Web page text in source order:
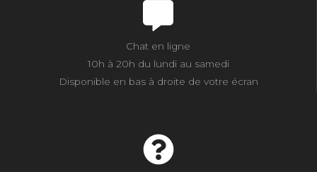
Chat en ligne
10h à 20h du lundi au samedi
Disponible en bas à droite de votre écran